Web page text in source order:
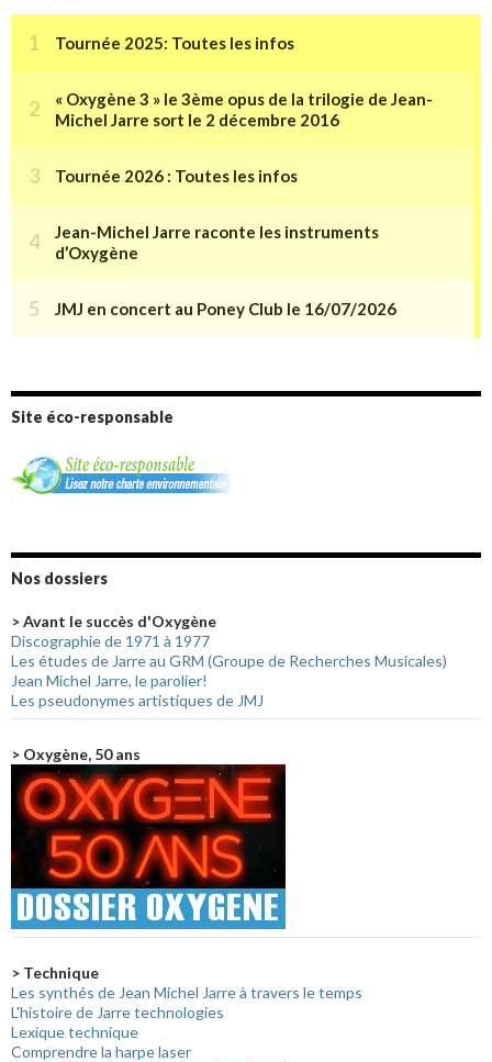
Site éco-responsable
Nos dossiers
> Avant le succès d'Oxygène
Discographie de 1971 à 1977
Les études de Jarre au GRM (Groupe de Recherches Musicales)
Jean Michel Jarre, le parolier!
Les pseudonymes artistiques de JMJ
> Oxygène, 50 ans
> Technique
Les synthés de Jean Michel Jarre à travers le temps
L'histoire de Jarre technologies
Lexique technique
Comprendre la harpe laser